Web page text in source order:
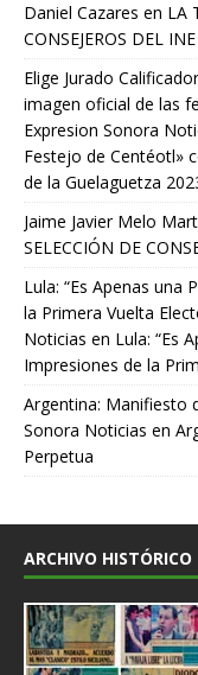
Daniel Cazares en LA
CONSEJEROS DEL INE
Elige Jurado
imagen oficial de las
Expresion Sonora
Festejo de Centéotl»
de la Guelaguetza
Jaime Javier Melo
SELECCIÓN DE
Lula: “Es Apenas una
la Primera Vuelta
Noticias en Lula: “Es
Impresiones de la
Argentina: Manifiesto
Sonora Noticias en
Perpetua
ARCHIVO HISTÓRICO